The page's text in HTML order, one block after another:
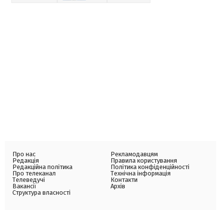
Про нас
Редакція
Редакційна політика
Про телеканал
Телеведучі
Вакансії
Структура власності
Рекламодавцям
Правила користування
Політика конфіденційності
Технічна інформація
Контакти
Архів